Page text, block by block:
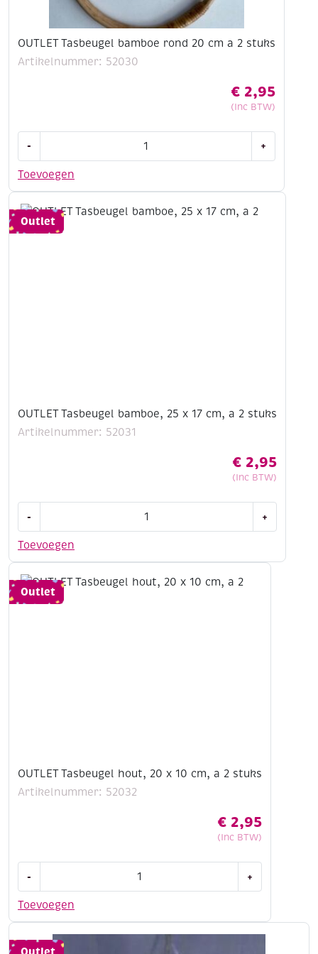
OUTLET Tasbeugel bamboe rond 20 cm a 2 stuks
Artikelnummer: 52030
€ 2,95
(Inc BTW)
Toevoegen
-
bamboe
cm
a
+
Outlet
OUTLET Tasbeugel bamboe, 25 x 17 cm, a 2 stuks
Artikelnummer: 52031
€ 2,95
(Inc BTW)
Toevoegen
-
bamboe,
x
17
cm,
+
Outlet
OUTLET Tasbeugel hout, 20 x 10 cm, a 2 stuks
Artikelnummer: 52032
€ 2,95
(Inc BTW)
Toevoegen
-
hout,
10
+